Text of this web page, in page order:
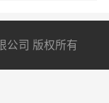
公司 版权所有